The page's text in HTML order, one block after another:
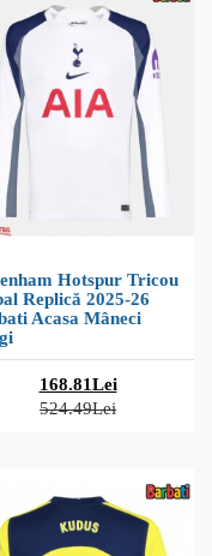
Hotspur Tricou
Replică 2025-26
Acasa Mâneci
168.81Lei
524.49Lei